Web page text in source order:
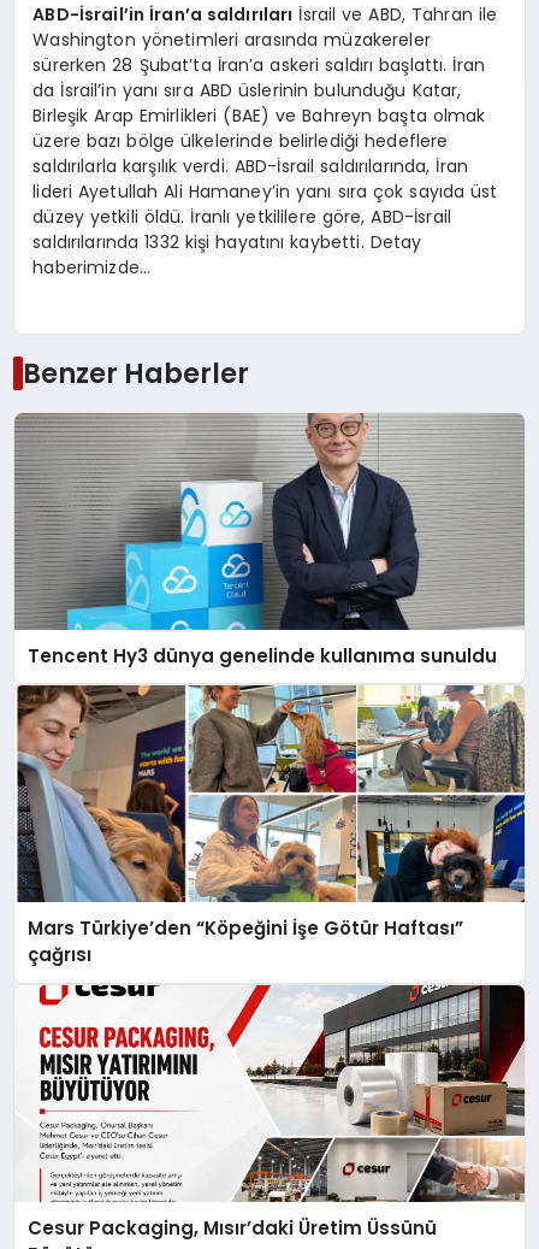
ABD-İsrail’in İran’a saldırıları İsrail ve ABD, Tahran ile
Washington yönetimleri arasında müzakereler
sürerken 28 Şubat’ta İran’a askeri saldırı başlattı. İran
da İsrail’in yanı sıra ABD üslerinin bulunduğu Katar,
Birleşik Arap Emirlikleri (BAE) ve Bahreyn başta olmak
üzere bazı bölge ülkelerinde belirlediği hedeflere
saldırılarla karşılık verdi. ABD-İsrail saldırılarında, İran
lideri Ayetullah Ali Hamaney’in yanı sıra çok sayıda üst
düzey yetkili öldü. İranlı yetkililere göre, ABD-İsrail
saldırılarında 1332 kişi hayatını kaybetti. Detay
haberimizde…
Benzer Haberler
Tencent Hy3 dünya genelinde kullanıma sunuldu
Mars Türkiye’den “Köpeğini İşe Götür Haftası”
çağrısı
Cesur Packaging, Mısır’daki Üretim Üssünü